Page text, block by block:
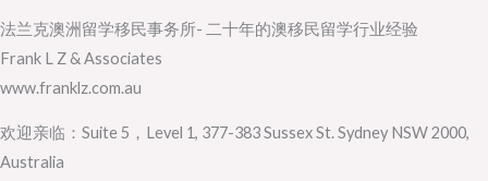
法兰克澳洲留学移民事务所- 二十年的澳移民留学行业经验
Frank L Z & Associates
www.franklz.com.au
欢迎亲临：Suite 5，Level 1, 377-383 Sussex St. Sydney NSW 2000,
Australia